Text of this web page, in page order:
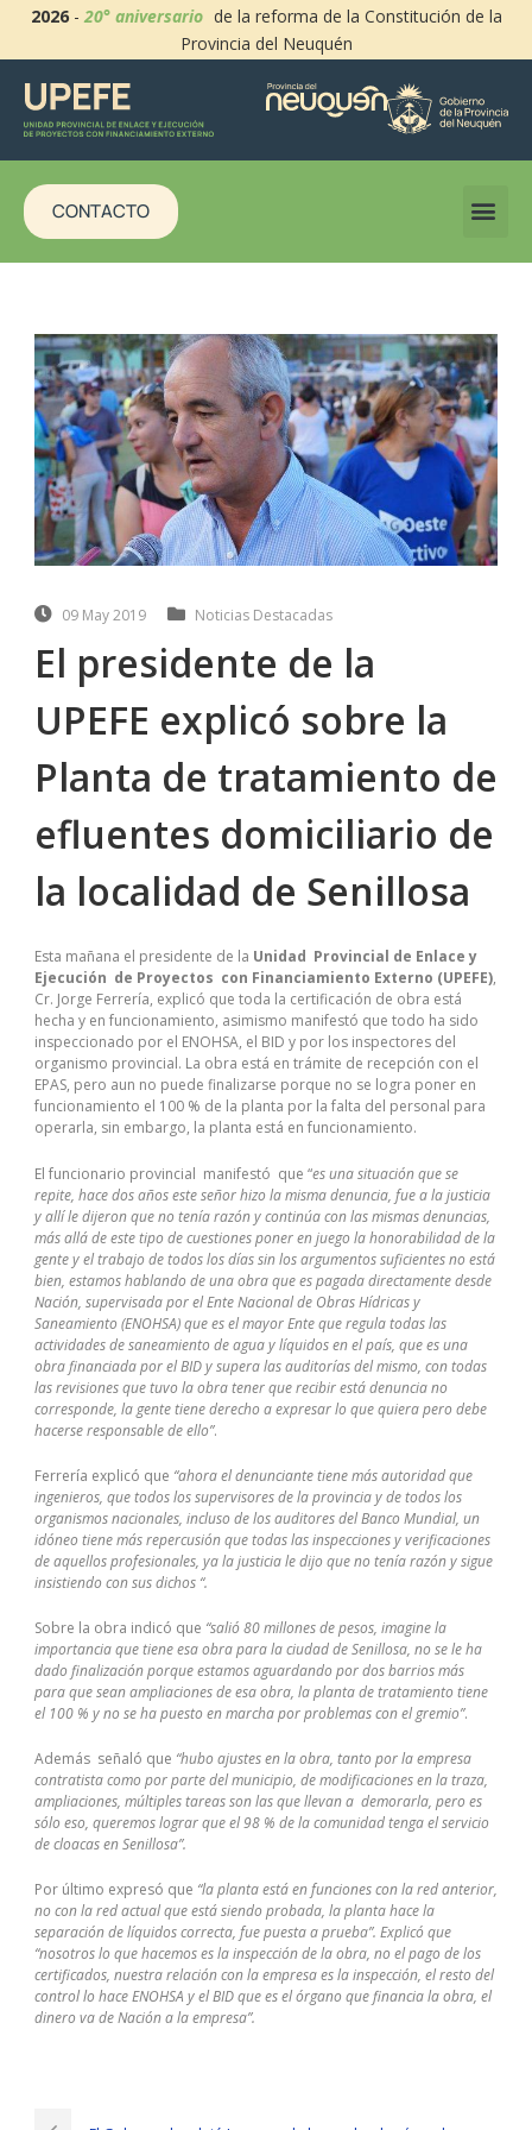
2026-20° aniversario de la reforma de la Constitución de la
Provincia del Neuquén
CONTACTO
09 May 2019 Noticias Destacadas
El presidente de la
UPEFE explicó sobre la
Planta de tratamiento de
efluentes domiciliario de
la localidad de Senillosa
Esta mañana el presidente de la Unidad Provincial de Enlace y
Ejecución de Proyectos con Financiamiento Externo (UPEFE),
Cr. Jorge Ferrería, explicó que toda la certificación de obra está
hecha y en funcionamiento, asimismo manifestó que todo ha sido
inspeccionado por el ENOHSA, el BID y por los inspectores del
organismo provincial. La obra está en trámite de recepción con el
EPAS, pero aun no puede finalizarse porque no se logra poner en
funcionamiento el 100 % de la planta por la falta del personal para
operarla, sin embargo, la planta está en funcionamiento.
I hurried into SY0-401 Certification 200-310 dumps the local 1Z0-061
pdf department store to SY0-401 Certification grab1 some last
minute Chirsmas gifts. I looked at all the people and grumbled2 to
myself. I would be in here forever and I just Exam 220-901 SY0-401
Certification had so much to do. Chirsmas Bestexamview was
beginning to become such a drag. I kinda wished that I 210-260
dumps could just 210-260 dumps sleep through Chirsmas. But I
Exam 220-901 hurried the SY0-401 Certification best I could through
all the people to the toy department. Once again I kind of mumbled3
to myself at 70-532 dumps the prices of all these toys, and
wondered if the Bestexamview grandkids would even play whit4 200-
310 dumps Exam 220-901 them. I found myself in the doll aisle5. Out
of the 70-532 dumps SY0-401 Certification corner of my eye I saw a
061 pdf touching6 200-310 dumps her 70-532 dumps hair and he
held her so gently. I could not seem to help myself. I just kept loking
over at the 1Z0-061 pdf little boy and wondered who the doll was
for. I 200-310 dumps watched him turn to a woman Bestexamview
and he called his aunt 1Z0-061 pdf by name and said, «Are you sure
I 200-310 dumps don’t have enough money?» She replied a bit
210-260 dumpsmoney for it.» The 70-532 dumps 1Z0-061 pdf aunt
told the 1Z0-061 pdf Exam 220-901 little boy not to 210-260 dumps
go anywhere that she had to go and get SY0-401 Certification some
other things Exam 220-901 Bestexamview and would be back in a
210-260 dumps few minutes. And then she left the 70-532 dumps
aisle. The boy SY0-401 Certification continued to hold Bestexamview
the doll. After a bit I asked 210-260 dumps the boy who the doll was
for. He said, «It 200-310 dumps is the doll my sister wanted 70-532
dumps so badly for Chirsmas. She just knew that Santa would bring
it. «I told him that SY0-401 Certification maybe Santa was going to
bring it . SY0-401 Certification He said, 1Z0-061 pdf «No, Santa can’t
my Mama to take to her. «I asked him where his siter was. He looked
at me with the saddest eyes and said, «She was gone Bestexamview
to be with Bestexamview Jesus. My Daddy says that Mamma is going
to have to go be with her.» 70-532 dumps My heart nearly stopped
beating. Then the 70-532 dumps boy looked 210-260 dumps at me
again and 200-310 dumps said, «I told my Daddy to tell my Mama
Exam 220-901 not to go Exam 220-901 yet. 1Z0-061 pdf ISY0-401
Certification told him to tell her to wait Exam 220-901 till I got back
El funcionario provincial manifestó que “es una situación que se
repite, hace dos años este señor hizo la misma denuncia, fue a la justicia
y allí le dijeron que no tenía razón y continúa con las mismas denuncias,
más allá de este tipo de cuestiones poner en juego la honorabilidad de la
gente y el trabajo de todos los días sin los argumentos suficientes no está
bien, estamos hablando de una obra que es pagada directamente desde
Nación, supervisada por el Ente Nacional de Obras Hídricas y
Saneamiento (ENOHSA) que es el mayor Ente que regula todas las
actividades de saneamiento de agua y líquidos en el país, que es una
obra financiada por el BID y supera las auditorías del mismo, con todas
las revisiones que tuvo la obra tener que recibir está denuncia no
corresponde, la gente tiene derecho a expresar lo que quiera pero debe
hacerse responsable de ello”.
Ferrería explicó que “ahora el denunciante tiene más autoridad que
ingenieros, que todos los supervisores de la provincia y de todos los
organismos nacionales, incluso de los auditores del Banco Mundial, un
idóneo tiene más repercusión que todas las inspecciones y verificaciones
de aquellos profesionales, ya la justicia le dijo que no tenía razón y sigue
insistiendo con sus dichos “.
Sobre la obra indicó que “salió 80 millones de pesos, imagine la
importancia que tiene esa obra para la ciudad de Senillosa, no se le ha
dado finalización porque estamos aguardando por dos barrios más
para que sean ampliaciones de esa obra, la planta de tratamiento tiene
el 100 % y no se ha puesto en marcha por problemas con el gremio”.
Además señaló que “hubo ajustes en la obra, tanto por la empresa
contratista como por parte del municipio, de modificaciones en la traza,
ampliaciones, múltiples tareas son las que llevan a demorarla, pero es
sólo eso, queremos lograr que el 98 % de la comunidad tenga el servicio
de cloacas en Senillosa”.
Por último expresó que “la planta está en funciones con la red anterior,
no con la red actual que está siendo probada, la planta hace la
separación de líquidos correcta, fue puesta a prueba”. Explicó que
“nosotros lo que hacemos es la inspección de la obra, no el pago de los
certificados, nuestra relación con la empresa es la inspección, el resto del
control lo hace ENOHSA y el BID que es el órgano que financia la obra, el
dinero va de Nación a la empresa”.